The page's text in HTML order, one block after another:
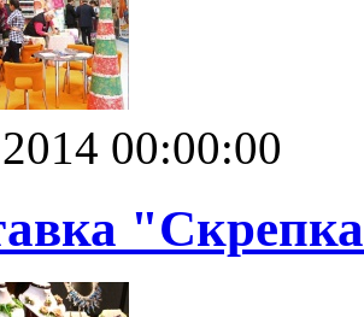
00:00:00